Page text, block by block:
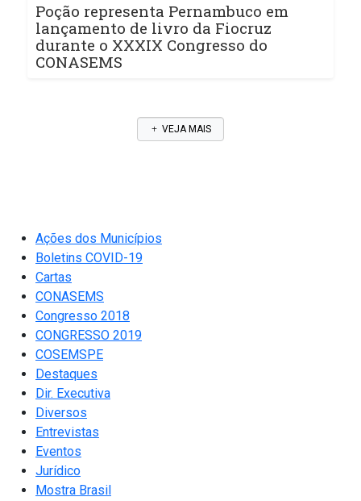
Poção representa Pernambuco em
lançamento de livro da Fiocruz
durante o XXXIX Congresso do
CONASEMS
VEJA MAIS
Ações dos Municípios
Boletins COVID-19
Cartas
CONASEMS
Congresso 2018
CONGRESSO 2019
COSEMSPE
Destaques
Dir. Executiva
Diversos
Entrevistas
Eventos
Jurídico
Mostra Brasil